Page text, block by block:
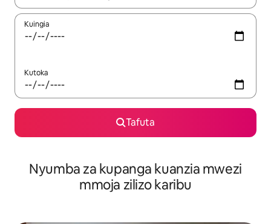
Kuingia
Kutoka
Tafuta
Nyumba za kupanga kuanzia mwezi
mmoja zilizo karibu